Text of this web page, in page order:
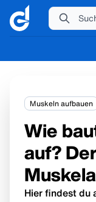
Muskeln aufbauen
Wie
auf?
Hier findest du